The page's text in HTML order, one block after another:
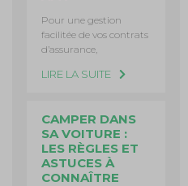
Pour une gestion
facilitée de vos contrats
d’assurance,
LIRE LA SUITE
CAMPER DANS
SA VOITURE :
LES RÈGLES ET
ASTUCES À
CONNAÎTRE